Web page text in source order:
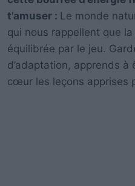
t’amuser : Le monde
qui nous rappellent que
équilibrée par le jeu.
d’adaptation, apprends
cœur les leçons apprises